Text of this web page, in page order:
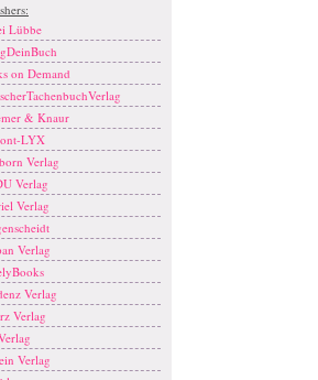
Lübbe
on Demand
& Knaur
LYX
Verlag
Verlag
Verlag
Verlag
Verlag
Verlag
Verlag